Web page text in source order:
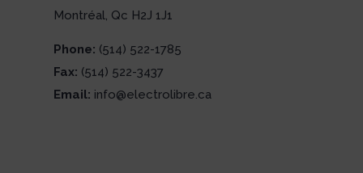
Montréal, Qc H2J 1J1
Phone: (514) 522-1785
Fax: (514) 522-3437
Email: info@electrolibre.ca